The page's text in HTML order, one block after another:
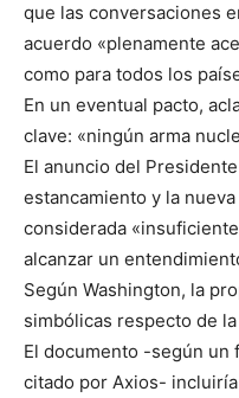
que las conversaciones
acuerdo «plenamente
como para todos los
En un eventual pacto,
clave: «ningún arma
El anuncio del
estancamiento y la
considerada
alcanzar un
Según Washington, la
simbólicas respecto de
El documento -según un
citado por Axios-